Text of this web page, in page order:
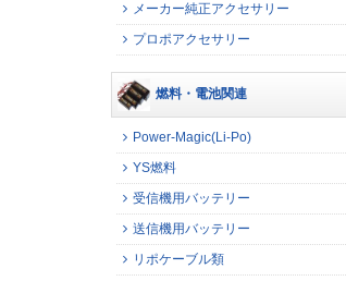
メーカー純正アクセサリー
プロポアクセサリー
燃料・電池関連
Power-Magic(Li-Po)
YS燃料
受信機用バッテリー
送信機用バッテリー
リポケーブル類